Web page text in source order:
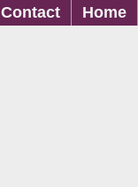
Home
Contact